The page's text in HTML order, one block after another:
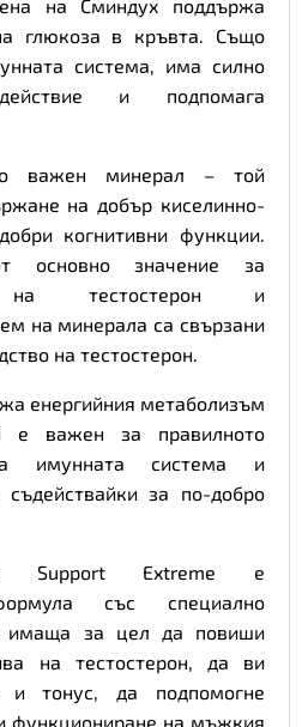
на Сминдух поддържа
глюкоза в кръвта. Също
система, има силно
действие и подпомага
важен минерал – той
на добър киселинно-
когнитивни функции.
значение за
на тестостерон и
на минерала са свързани
на тестостерон.
енергийния метаболизъм
е важен за правилното
имунната система и
за по-добро
Support Extreme е
със специално
имаща за цел да повиши
на тестостерон, да ви
и тонус, да подпомогне
функциониране на мъжкия